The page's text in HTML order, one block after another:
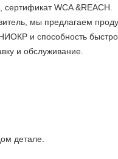
WCA &REACH.
мы предлагаем
и способность
и обслуживание.
детале.